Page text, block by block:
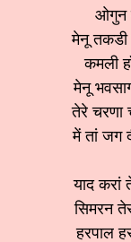
ओगुन
मेनू तकडी
कमली
मेनू
तेरे चरणा
में तां जग
याद करां
सिमरन
हरपाल